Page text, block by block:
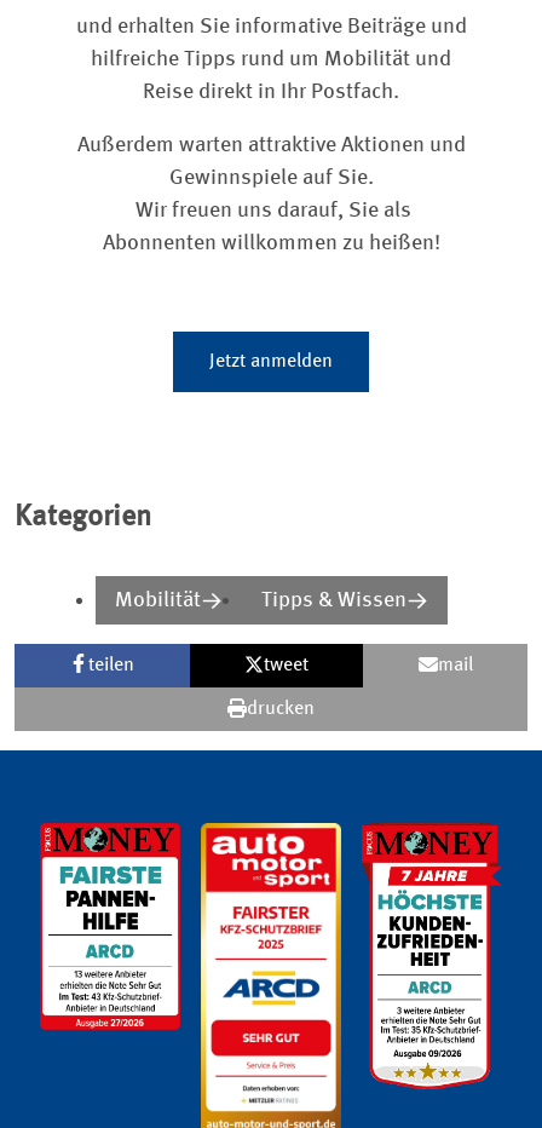
und erhalten Sie informative Beiträge und
hilfreiche Tipps rund um Mobilität und
Reise direkt in Ihr Postfach.
Außerdem warten attraktive Aktionen und
Gewinnspiele auf Sie.
Wir freuen uns darauf, Sie als
Abonnenten willkommen zu heißen!
Jetzt anmelden
Kategorien
Mobilität Tipps & Wissen
teilen tweet mail
drucken